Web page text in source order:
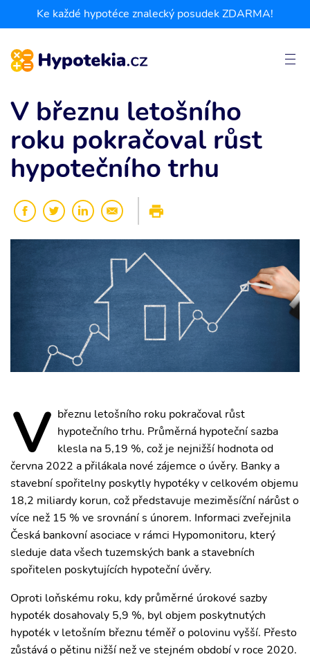
Ke každé hypotéce znalecký posudek ZDARMA!
V březnu letošního
roku pokračoval růst
hypotečního trhu
V březnu letošního roku pokračoval růst
hypotečního trhu. Průměrná hypoteční sazba
klesla na 5,19 %, což je nejnižší hodnota od
června 2022 a přilákala nové zájemce o úvěry. Banky a
stavební spořitelny poskytly hypotéky v celkovém objemu
18,2 miliardy korun, což představuje meziměsíční nárůst o
více než 15 % ve srovnání s únorem. Informaci zveřejnila
Česká bankovní asociace v rámci Hypomonitoru, který
sleduje data všech tuzemských bank a stavebních
spořitelen poskytujících hypoteční úvěry.
Oproti loňskému roku, kdy průměrné úrokové sazby
hypoték dosahovaly 5,9 %, byl objem poskytnutých
hypoték v letošním březnu téměř o polovinu vyšší. Přesto
zůstává o pětinu nižší než ve stejném období v roce 2020.